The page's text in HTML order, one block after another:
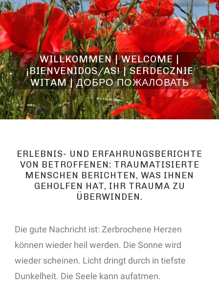
WILLKOMMEN | WELCOME |
¡BIENVENIDOS/AS! | SERDECZNIE
WITAM | ДОБРО ПОЖАЛОВАТЬ
ERLEBNIS- UND ERFAHRUNGSBERICHTE
VON BETROFFENEN: TRAUMATISIERTE
MENSCHEN BERICHTEN, WAS IHNEN
GEHOLFEN HAT, IHR TRAUMA ZU
ÜBERWINDEN.
Die gute Nachricht ist: Zerbrochene Herzen
können wieder heil werden. Die Sonne wird
wieder scheinen. Licht dringt durch in tiefste
Dunkelheit. Die Seele kann aufatmen.